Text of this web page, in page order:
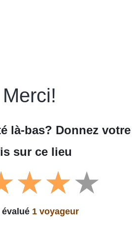
Merci!
là-bas? Donnez votre
sur ce lieu
évalué 1 voyageur